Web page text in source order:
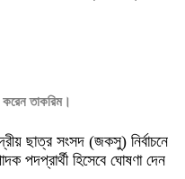
করেন তাকরিম।
ছাত্র সংসদ (জকসু) নির্বাচনে
পদপ্রার্থী হিসেবে ঘোষণা দেন